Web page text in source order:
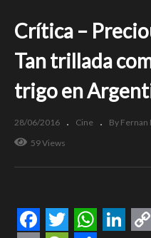
Crítica –
Tan trillada
trigo en
28/06/2016 Cine
By
59 Views